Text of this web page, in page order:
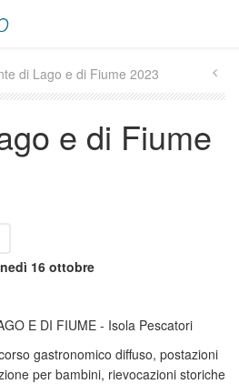
di Lago e di Fiume 2023
e di Fiume
16 ottobre
E DI FIUME - Isola Pescatori
gastronomico diffuso, postazioni
per bambini, rievocazioni storiche